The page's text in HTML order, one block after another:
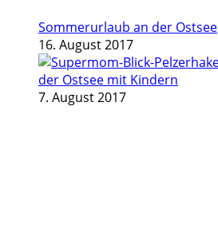
Sommerurlaub an der Ostsee
16. August 2017
der Ostsee mit Kindern
7. August 2017